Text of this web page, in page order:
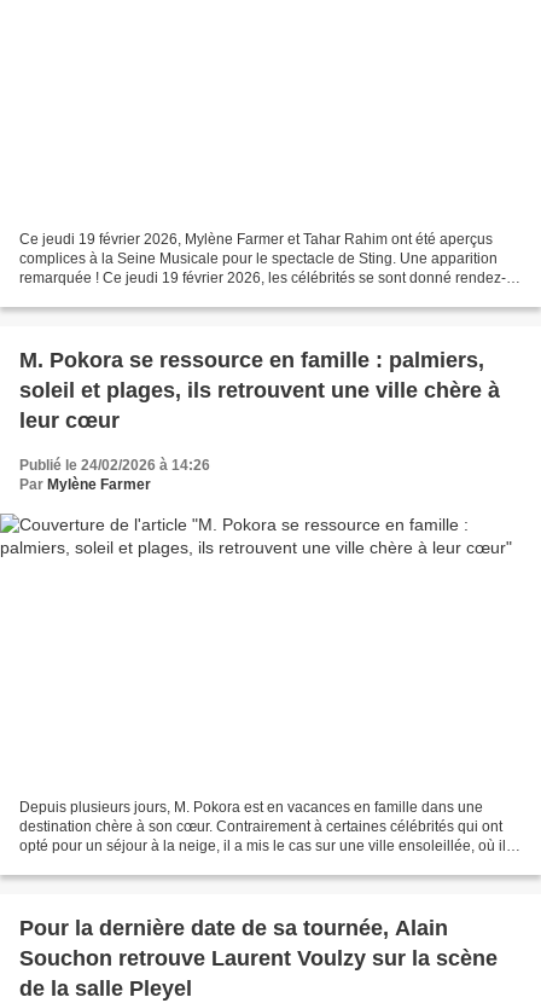
Ce jeudi 19 février 2026, Mylène Farmer et Tahar Rahim ont été aperçus
complices à la Seine Musicale pour le spectacle de Sting. Une apparition
remarquée ! Ce jeudi 19 février 2026, les célébrités se sont donné rendez-
M. Pokora se ressource en famille : palmiers,
soleil et plages, ils retrouvent une ville chère à
leur cœur
Publié le 24/02/2026 à 14:26
Par Mylène Farmer
Depuis plusieurs jours, M. Pokora est en vacances en famille dans une
destination chère à son cœur. Contrairement à certaines célébrités qui ont
opté pour un séjour à la neige, il a mis le cas sur une ville ensoleillée, où il
Pour la dernière date de sa tournée, Alain
Souchon retrouve Laurent Voulzy sur la scène
de la salle Pleyel